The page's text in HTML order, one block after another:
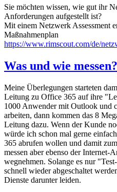
Sie möchten wissen, wie gut ihr
Anforderungen aufgestellt ist?
Mit einem Netzwerk Assessment
Maßnahmenplan
https://www.rimscout.com/de/
Was und wie messen?
Meine Überlegungen starteten
Leitung zu Office 365 auf ihre
1000 Anwender mit Outlook und
arbeiten, dann kommen das 8
Leitung dazu. Wenn der Kunde
würde ich schon mal gerne
365 abrufen wollen und damit
messen aber ebenso der Internet-
wegnehmen. Solange es nur
schnell wieder abgeschaltet
Dienste darunter leiden.